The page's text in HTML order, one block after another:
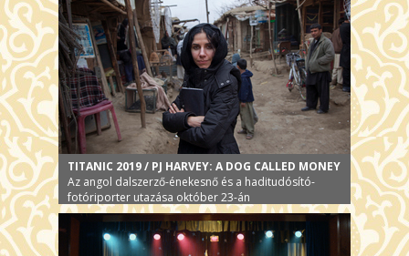
TITANIC 2019 / PJ HARVEY: A DOG CALLED MONEY
Az angol dalszerző-énekesnő és a haditudósító-
fotóriporter utazása október 23-án